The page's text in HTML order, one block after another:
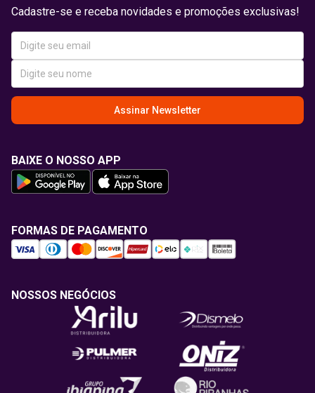
Cadastre-se e receba novidades e promoções exclusivas!
Assinar Newsletter
BAIXE O NOSSO APP
FORMAS DE PAGAMENTO
NOSSOS NEGÓCIOS